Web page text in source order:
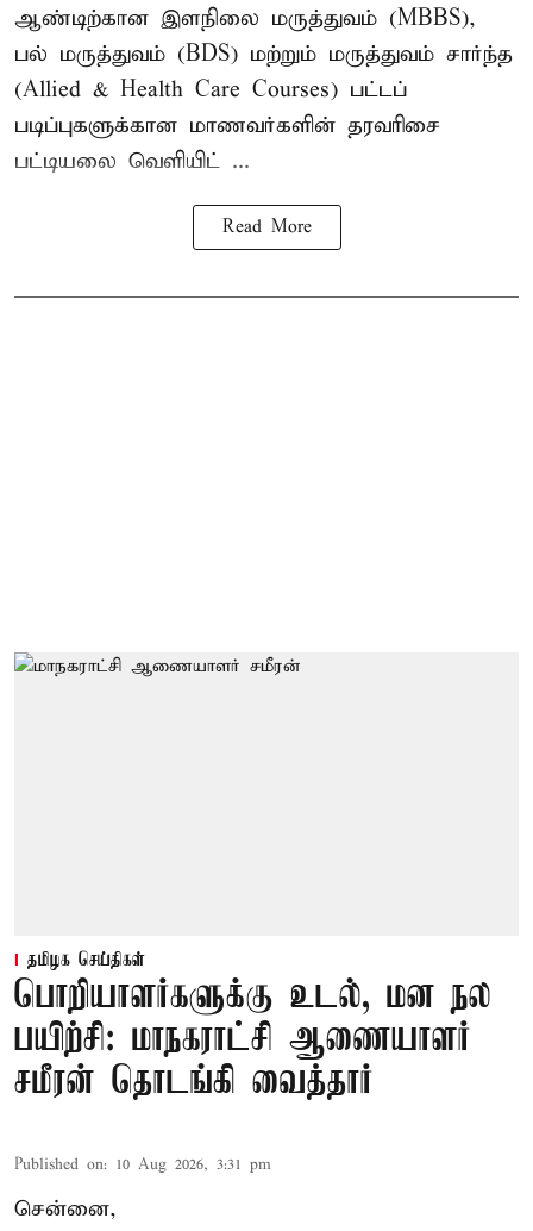
ஆண்டிற்கான இளநிலை மருத்துவம் (MBBS),
பல் மருத்துவம் (BDS) மற்றும் மருத்துவம் சார்ந்த
(Allied & Health Care Courses) பட்டப்
படிப்புகளுக்கான மாணவர்களின் தரவரிசை
பட்டியலை வெளியிட் ...
Read More
தமிழக செய்திகள்
பொறியாளர்களுக்கு உடல், மன நல
பயிற்சி: மாநகராட்சி ஆணையாளர்
சமீரன் தொடங்கி வைத்தார்
Published on: 10 Aug 2026, 3:31 pm
சென்னை,